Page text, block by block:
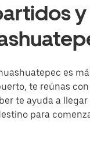
es
te reúnas
te ayuda a
para